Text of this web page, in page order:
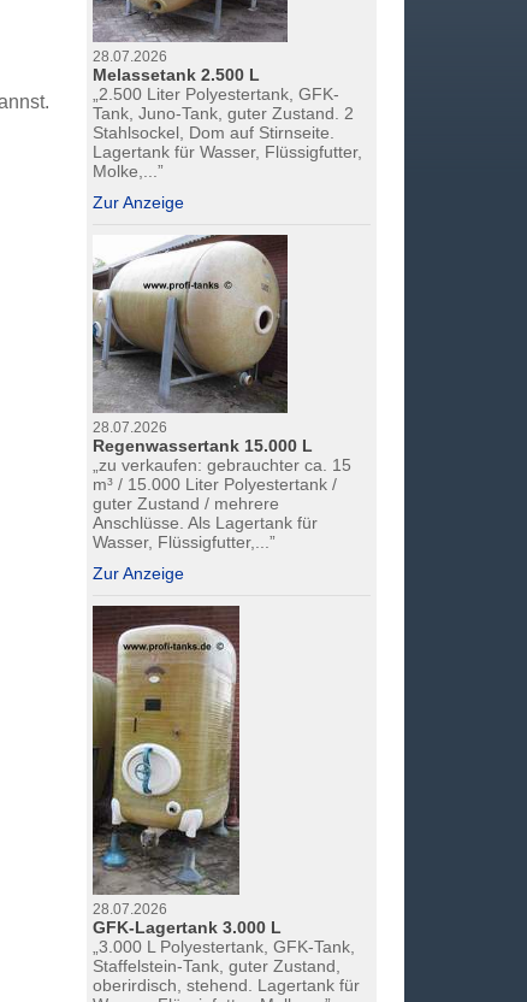
28.07.2026
Melassetank 2.500 L
„2.500 Liter Polyestertank, GFK-
Tank, Juno-Tank, guter Zustand. 2
Stahlsockel, Dom auf Stirnseite.
Lagertank für Wasser, Flüssigfutter,
Molke,...”
Zur Anzeige
28.07.2026
Regenwassertank 15.000 L
„zu verkaufen: gebrauchter ca. 15
m³ / 15.000 Liter Polyestertank /
guter Zustand / mehrere
Anschlüsse. Als Lagertank für
Wasser, Flüssigfutter,...”
Zur Anzeige
28.07.2026
GFK-Lagertank 3.000 L
„3.000 L Polyestertank, GFK-Tank,
Staffelstein-Tank, guter Zustand,
oberirdisch, stehend. Lagertank für